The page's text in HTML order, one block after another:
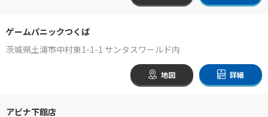
ゲームパニックつくば
茨城県土浦市中村東1-1-1 サンタスワールド内
地図 詳細
アピナ下館店